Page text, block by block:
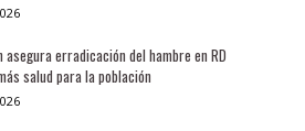
asegura erradicación del hambre en RD
salud para la población